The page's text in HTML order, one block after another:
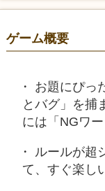
ゲーム概要
お題にぴっ
とバグ」を捕
には「NGワー
ルールが超
て、すぐ楽し